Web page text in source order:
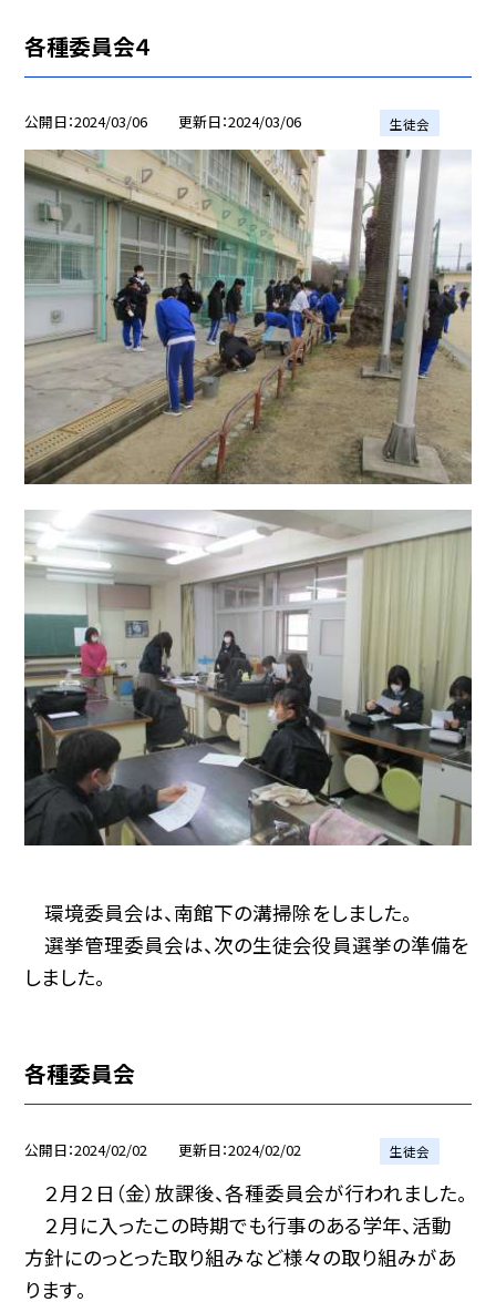
各種委員会４
公開日 2024/03/06 更新日 2024/03/06 生徒会
環境委員会は、南館下の溝掃除をしました。
選挙管理委員会は、次の生徒会役員選挙の準備を
しました。
各種委員会
公開日 2024/02/02 更新日 2024/02/02 生徒会
２月２日（金）放課後、各種委員会が行われました。
２月に入ったこの時期でも行事のある学年、活動
方針にのっとった取り組みなど様々の取り組みがあ
ります。